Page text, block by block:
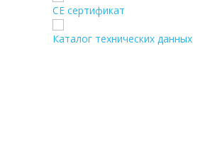
CE сертификат
Каталог технических данных